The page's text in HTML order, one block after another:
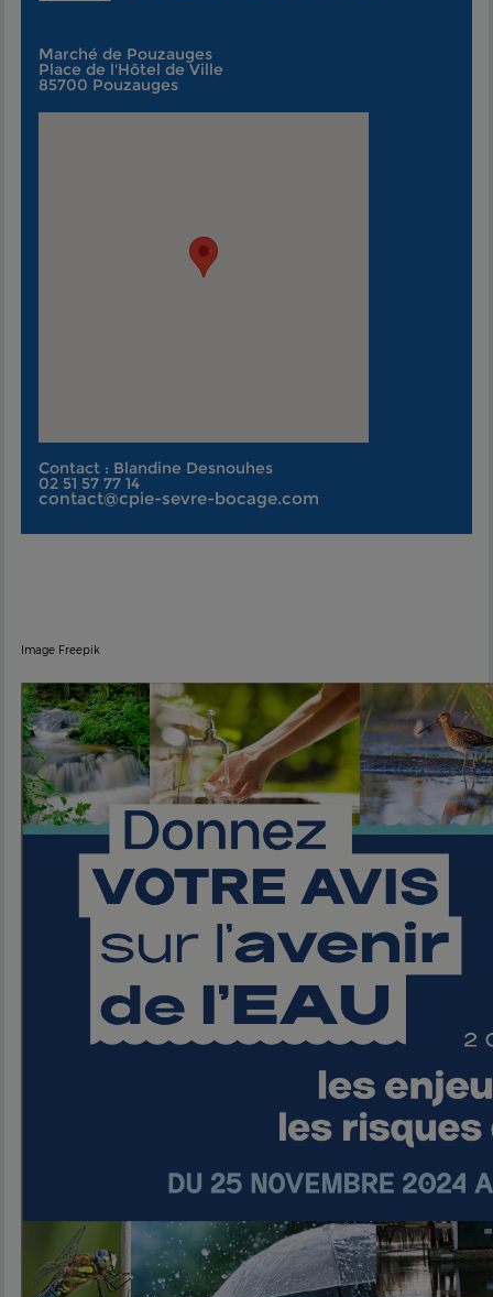
Marché de Pouzauges
Place de l'Hôtel de Ville
85700 Pouzauges
Contact : Blandine Desnouhes
02 51 57 77 14
contact@cpie-sevre-bocage.com
Image Freepik